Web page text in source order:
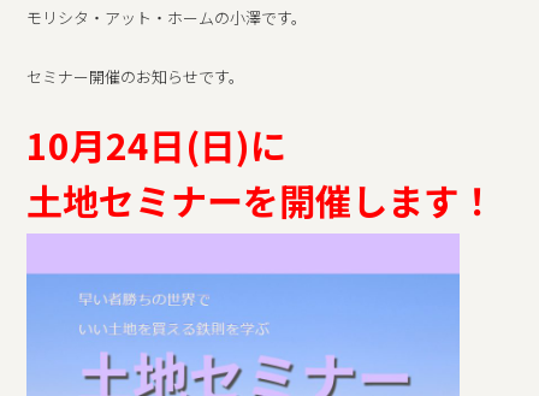
モリシタ・アット・ホームの小澤です。
セミナー開催のお知らせです。
10月24日(日)に
土地セミナーを開催します！